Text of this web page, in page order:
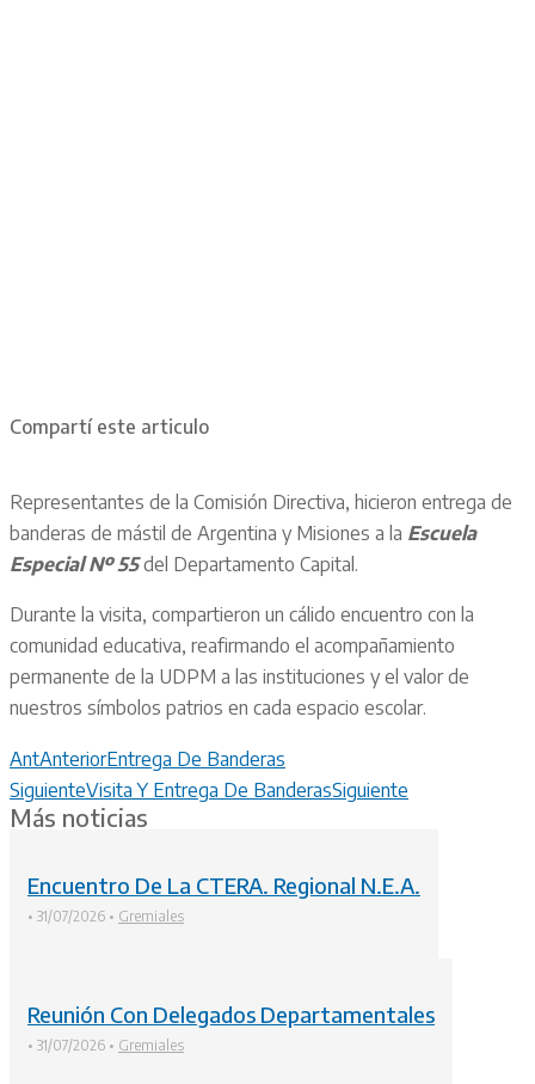
Compartí este articulo
Representantes de la Comisión Directiva, hicieron entrega de
banderas de mástil de Argentina y Misiones a la Escuela
Especial Nº 55del Departamento Capital.
Durante la visita, compartieron un cálido encuentro con la
comunidad educativa, reafirmando el acompañamiento
permanente de la UDPM a las instituciones y el valor de
nuestros símbolos patrios en cada espacio escolar.
AntAnteriorEntrega De Banderas
SiguienteVisita Y Entrega De BanderasSiguiente
Más noticias
Encuentro De La CTERA. Regional N.E.A.
• 31/07/2026 • Gremiales
Reunión Con Delegados Departamentales
• 31/07/2026 • Gremiales